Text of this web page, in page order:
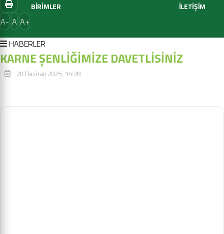
BİRİMLER İLETİŞİM
A- A A+
HABERLER
KARNE ŞENLİĞİMİZE DAVETLİSİNİZ
20 Haziran 2025, 14:28